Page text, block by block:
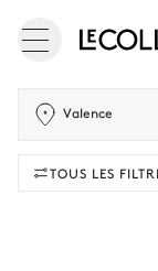
Valence
TOUS LES